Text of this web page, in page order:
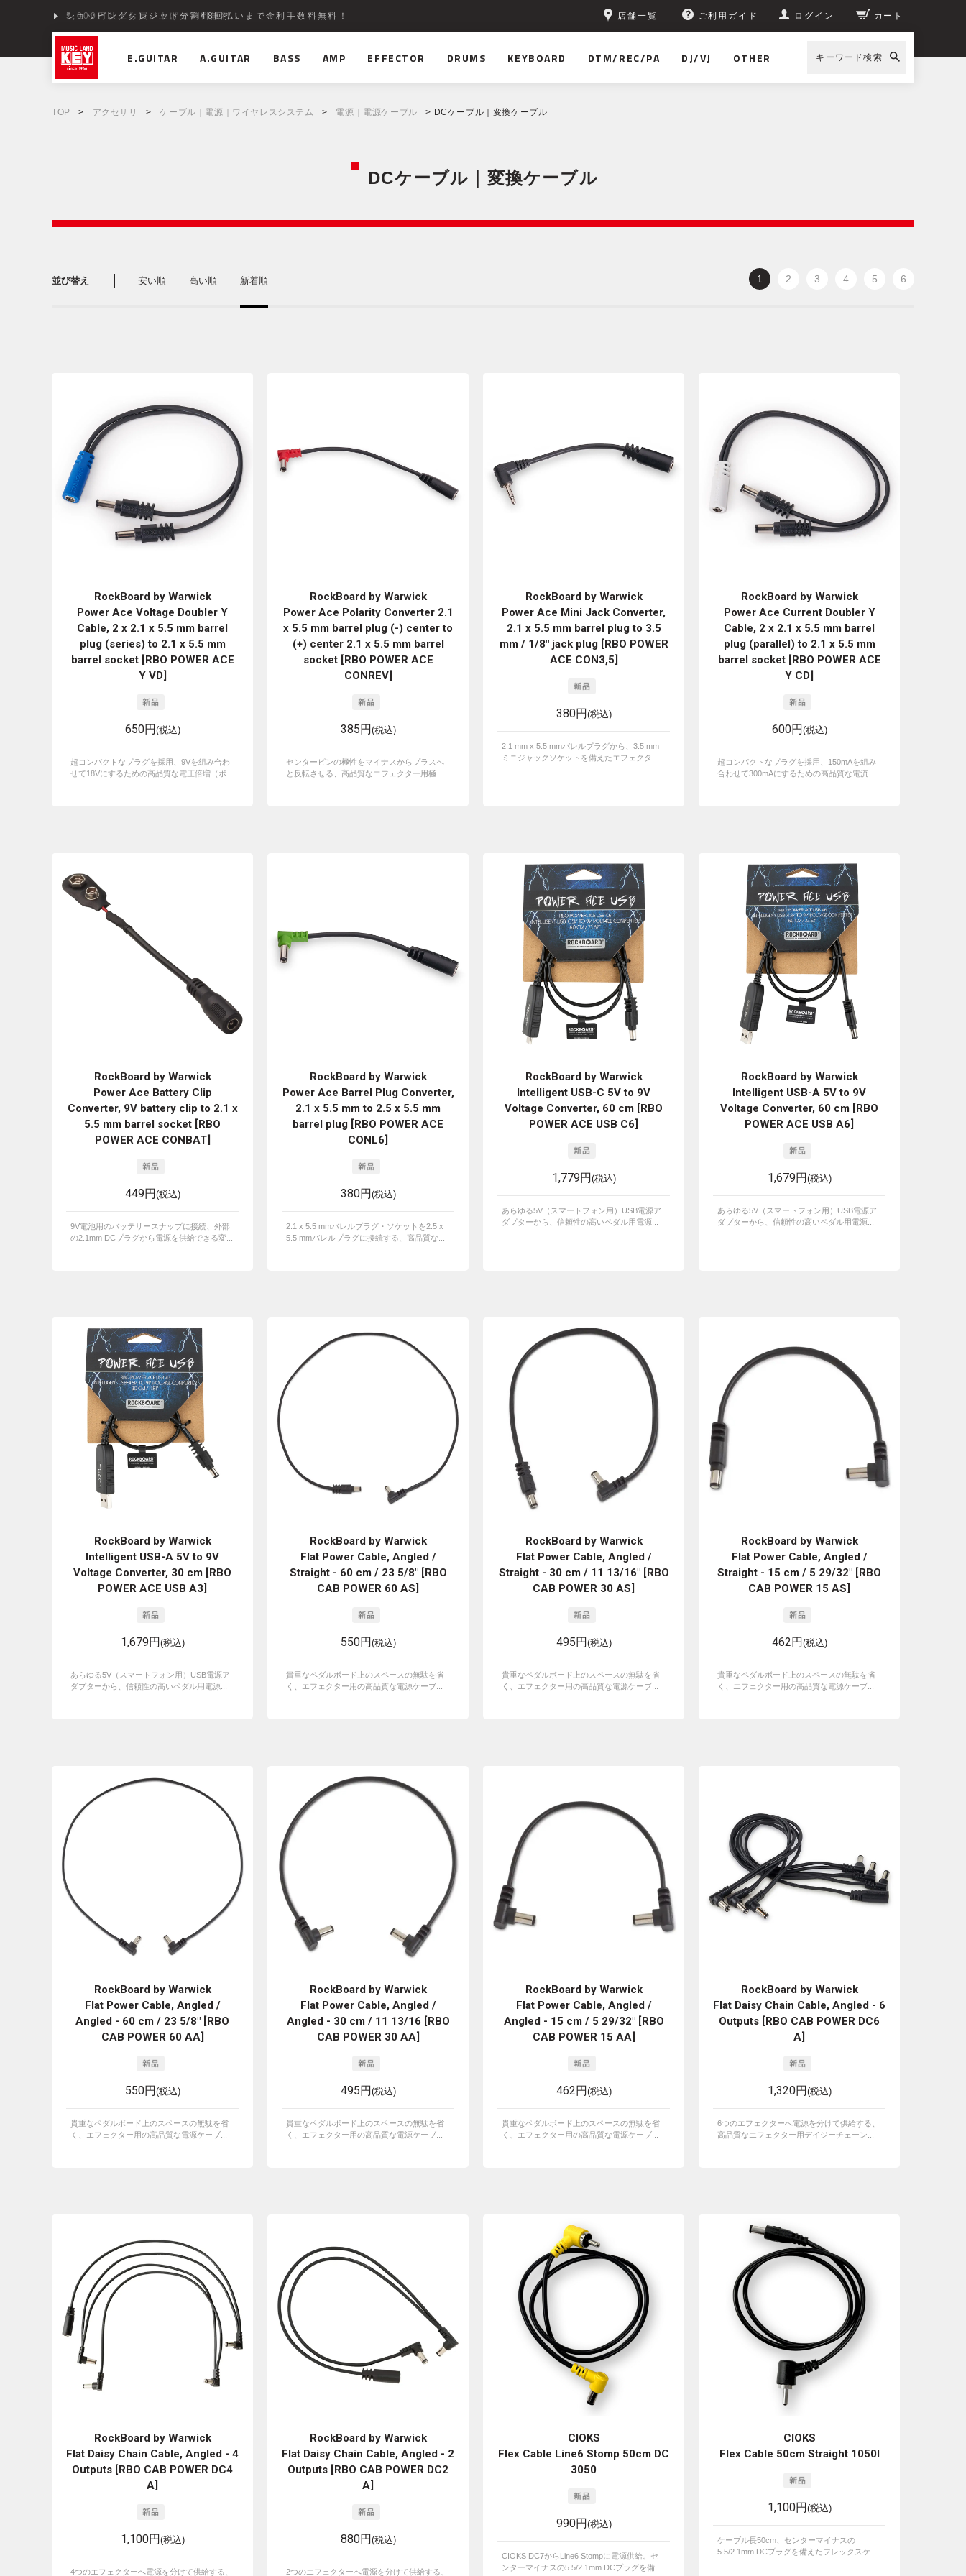
ショッピングクレジット分割48回払いまで金利手数料無料！ 店舗一覧 ご利用ガイド ログイン カート
E.GUITAR A.GUITAR BASS AMP EFFECTOR DRUMS KEYBOARD DTM/REC/PA DJ/VJ OTHER キーワード検索
TOP > アクセサリ > ケーブル｜電源｜ワイヤレスシステム > 電源｜電源ケーブル > DCケーブル｜変換ケーブル
DCケーブル｜変換ケーブル
並び替え 安い順 高い順 新着順 1 2 3 4 5 6
RockBoard by Warwick
Power Ace Voltage Doubler Y
Cable, 2 x 2.1 x 5.5 mm barrel
plug (series) to 2.1 x 5.5 mm
barrel socket [RBO POWER ACE
Y VD]
650円(税込)
超コンパクトなプラグを採用、9Vを組み合わ
せて18Vにするための高品質な電圧倍増（ボ...
RockBoard by Warwick
Power Ace Polarity Converter 2.1
x 5.5 mm barrel plug (-) center to
(+) center 2.1 x 5.5 mm barrel
socket [RBO POWER ACE
CONREV]
385円(税込)
センターピンの極性をマイナスからプラスへ
と反転させる、高品質なエフェクター用極...
RockBoard by Warwick
Power Ace Mini Jack Converter,
2.1 x 5.5 mm barrel plug to 3.5
mm / 1/8" jack plug [RBO POWER
ACE CON3,5]
380円(税込)
2.1 mm x 5.5 mmバレルプラグから、3.5 mm
ミニジャックソケットを備えたエフェクタ...
RockBoard by Warwick
Power Ace Current Doubler Y
Cable, 2 x 2.1 x 5.5 mm barrel
plug (parallel) to 2.1 x 5.5 mm
barrel socket [RBO POWER ACE
Y CD]
600円(税込)
超コンパクトなプラグを採用、150mAを組み
合わせて300mAにするための高品質な電流...
RockBoard by Warwick
Power Ace Battery Clip
Converter, 9V battery clip to 2.1 x
5.5 mm barrel socket [RBO
POWER ACE CONBAT]
449円(税込)
9V電池用のバッテリースナップに接続、外部
の2.1mm DCプラグから電源を供給できる変...
RockBoard by Warwick
Power Ace Barrel Plug Converter,
2.1 x 5.5 mm to 2.5 x 5.5 mm
barrel plug [RBO POWER ACE
CONL6]
380円(税込)
2.1 x 5.5 mmバレルプラグ・ソケットを2.5 x
5.5 mmバレルプラグに接続する、高品質な...
RockBoard by Warwick
Intelligent USB-C 5V to 9V
Voltage Converter, 60 cm [RBO
POWER ACE USB C6]
1,779円(税込)
あらゆる5V（スマートフォン用）USB電源ア
ダプターから、信頼性の高いペダル用電源...
RockBoard by Warwick
Intelligent USB-A 5V to 9V
Voltage Converter, 60 cm [RBO
POWER ACE USB A6]
1,679円(税込)
あらゆる5V（スマートフォン用）USB電源ア
ダプターから、信頼性の高いペダル用電源...
RockBoard by Warwick
Intelligent USB-A 5V to 9V
Voltage Converter, 30 cm [RBO
POWER ACE USB A3]
1,679円(税込)
あらゆる5V（スマートフォン用）USB電源ア
ダプターから、信頼性の高いペダル用電源...
RockBoard by Warwick
Flat Power Cable, Angled /
Straight - 60 cm / 23 5/8" [RBO
CAB POWER 60 AS]
550円(税込)
貴重なペダルボード上のスペースの無駄を省
く、エフェクター用の高品質な電源ケーブ...
RockBoard by Warwick
Flat Power Cable, Angled /
Straight - 30 cm / 11 13/16" [RBO
CAB POWER 30 AS]
495円(税込)
貴重なペダルボード上のスペースの無駄を省
く、エフェクター用の高品質な電源ケーブ...
RockBoard by Warwick
Flat Power Cable, Angled /
Straight - 15 cm / 5 29/32" [RBO
CAB POWER 15 AS]
462円(税込)
貴重なペダルボード上のスペースの無駄を省
く、エフェクター用の高品質な電源ケーブ...
RockBoard by Warwick
Flat Power Cable, Angled /
Angled - 60 cm / 23 5/8" [RBO
CAB POWER 60 AA]
550円(税込)
貴重なペダルボード上のスペースの無駄を省
く、エフェクター用の高品質な電源ケーブ...
RockBoard by Warwick
Flat Power Cable, Angled /
Angled - 30 cm / 11 13/16 [RBO
CAB POWER 30 AA]
495円(税込)
貴重なペダルボード上のスペースの無駄を省
く、エフェクター用の高品質な電源ケーブ...
RockBoard by Warwick
Flat Power Cable, Angled /
Angled - 15 cm / 5 29/32" [RBO
CAB POWER 15 AA]
462円(税込)
貴重なペダルボード上のスペースの無駄を省
く、エフェクター用の高品質な電源ケーブ...
RockBoard by Warwick
Flat Daisy Chain Cable, Angled - 6
Outputs [RBO CAB POWER DC6
A]
1,320円(税込)
6つのエフェクターへ電源を分けて供給する、
高品質なエフェクター用デイジーチェーン...
RockBoard by Warwick
Flat Daisy Chain Cable, Angled - 4
Outputs [RBO CAB POWER DC4
A]
1,100円(税込)
4つのエフェクターへ電源を分けて供給する、
RockBoard by Warwick
Flat Daisy Chain Cable, Angled - 2
Outputs [RBO CAB POWER DC2
A]
880円(税込)
2つのエフェクターへ電源を分けて供給する、
CIOKS
Flex Cable Line6 Stomp 50cm DC
3050
990円(税込)
CIOKS DC7からLine6 Stompに電源供給。セ
ンターマイナスの5.5/2.1mm DCプラグを備...
CIOKS
Flex Cable 50cm Straight 1050I
1,100円(税込)
ケーブル長50cm、センターマイナスの
5.5/2.1mm DCプラグを備えたフレックスケ...